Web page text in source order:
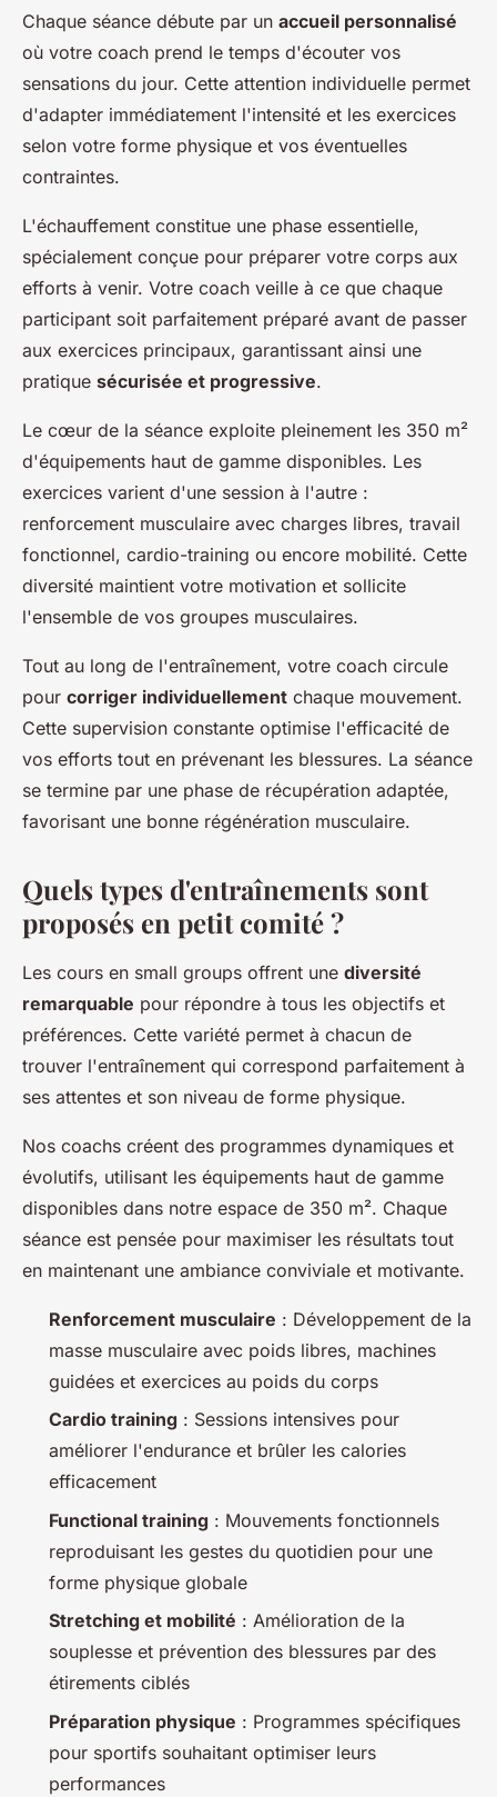
Chaque séance débute par un accueil personnalisé
où votre coach prend le temps d'écouter vos
sensations du jour. Cette attention individuelle permet
d'adapter immédiatement l'intensité et les exercices
selon votre forme physique et vos éventuelles
contraintes.
L'échauffement constitue une phase essentielle,
spécialement conçue pour préparer votre corps aux
efforts à venir. Votre coach veille à ce que chaque
participant soit parfaitement préparé avant de passer
aux exercices principaux, garantissant ainsi une
pratique sécurisée et progressive.
Le cœur de la séance exploite pleinement les 350 m²
d'équipements haut de gamme disponibles. Les
exercices varient d'une session à l'autre :
renforcement musculaire avec charges libres, travail
fonctionnel, cardio-training ou encore mobilité. Cette
diversité maintient votre motivation et sollicite
l'ensemble de vos groupes musculaires.
Tout au long de l'entraînement, votre coach circule
pour corriger individuellement chaque mouvement.
Cette supervision constante optimise l'efficacité de
vos efforts tout en prévenant les blessures. La séance
se termine par une phase de récupération adaptée,
favorisant une bonne régénération musculaire.
Quels types d'entraînements sont
proposés en petit comité ?
Les cours en small groups offrent une diversité
remarquable pour répondre à tous les objectifs et
préférences. Cette variété permet à chacun de
trouver l'entraînement qui correspond parfaitement à
ses attentes et son niveau de forme physique.
Nos coachs créent des programmes dynamiques et
évolutifs, utilisant les équipements haut de gamme
disponibles dans notre espace de 350 m². Chaque
séance est pensée pour maximiser les résultats tout
en maintenant une ambiance conviviale et motivante.
Renforcement musculaire : Développement de la
masse musculaire avec poids libres, machines
guidées et exercices au poids du corps
Cardio training : Sessions intensives pour
améliorer l'endurance et brûler les calories
efficacement
Functional training : Mouvements fonctionnels
reproduisant les gestes du quotidien pour une
forme physique globale
Stretching et mobilité : Amélioration de la
souplesse et prévention des blessures par des
étirements ciblés
Préparation physique : Programmes spécifiques
pour sportifs souhaitant optimiser leurs
performances